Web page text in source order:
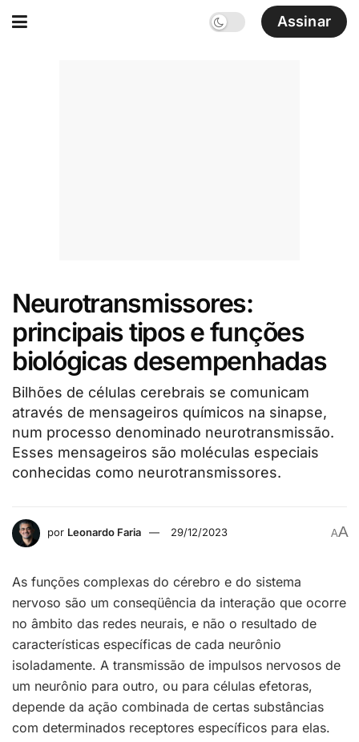
Assinar
Neurotransmissores:
principais tipos e funções
biológicas desempenhadas
Bilhões de células cerebrais se comunicam
através de mensageiros químicos na sinapse,
num processo denominado neurotransmissão.
Esses mensageiros são moléculas especiais
conhecidas como neurotransmissores.
por Leonardo Faria 29/12/2023 AA
As funções complexas do cérebro e do sistema
nervoso são um conseqüência da interação que ocorre
no âmbito das redes neurais, e não o resultado de
características específicas de cada neurônio
isoladamente. A transmissão de impulsos nervosos de
um neurônio para outro, ou para células efetoras,
depende da ação combinada de certas substâncias
com determinados receptores específicos para elas.